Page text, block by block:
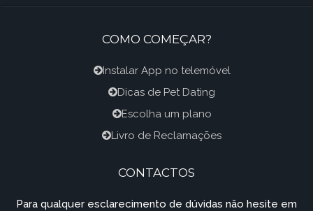
COMO COMEÇAR?
Instalar App no telemóvel
Dicas de Pet Dating
Escolha um plano
Livro de Reclamações
CONTACTOS
Para qualquer esclarecimento de dúvidas não hesite em